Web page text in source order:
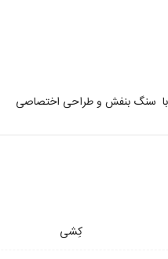
سنگ بنفش و طراحی اختصاصی
کِشی